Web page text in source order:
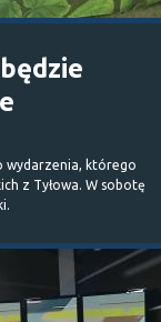
wydarzenia, którego
z Tyłowa. W sobotę